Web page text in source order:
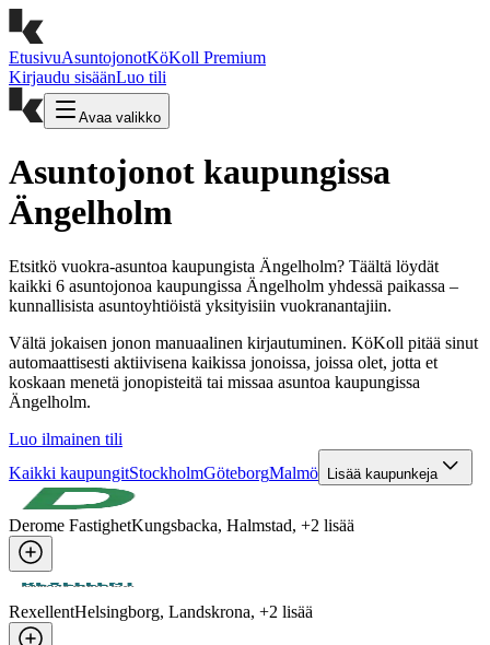
EtusivuAsuntojonotKöKoll Premium
Kirjaudu sisäänLuo tili
Avaa valikko
Asuntojonot kaupungissa
Ängelholm
Etsitkö vuokra-asuntoa kaupungista Ängelholm? Täältä löydät
kaikki 6 asuntojonoa kaupungissa Ängelholm yhdessä paikassa –
kunnallisista asuntoyhtiöistä yksityisiin vuokranantajiin.
Vältä jokaisen jonon manuaalinen kirjautuminen. KöKoll pitää sinut
automaattisesti aktiivisena kaikissa jonoissa, joissa olet, jotta et
koskaan menetä jonopisteitä tai missaa asuntoa kaupungissa
Ängelholm.
Luo ilmainen tili
Kaikki kaupungitStockholmGöteborgMalmö Lisää kaupunkeja
Derome FastighetKungsbacka, Halmstad, +2 lisää
RexellentHelsingborg, Landskrona, +2 lisää